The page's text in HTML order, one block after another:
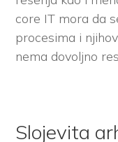
core IT mora da
procesima i
nema dovoljno
Slojevita